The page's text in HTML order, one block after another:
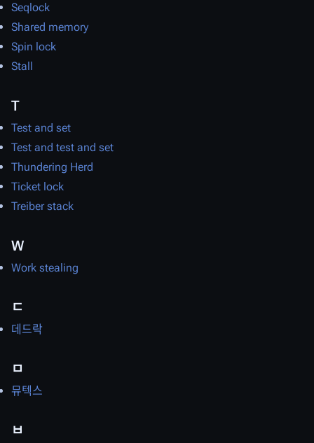
Seqlock
Shared memory
Spin lock
Stall
T
Test and set
Test and test and set
Thundering Herd
Ticket lock
Treiber stack
W
Work stealing
ㄷ
데드락
ㅁ
뮤텍스
ㅂ